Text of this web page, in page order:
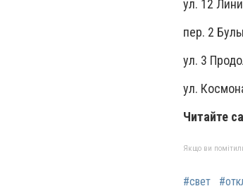
ул. 12
пер. 2
ул. 3
ул.
Читайте
Якщо ви
#свет